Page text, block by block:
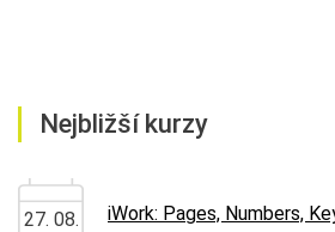
Nejbližší kurzy
27. 08. iWork: Pages, Numbers,